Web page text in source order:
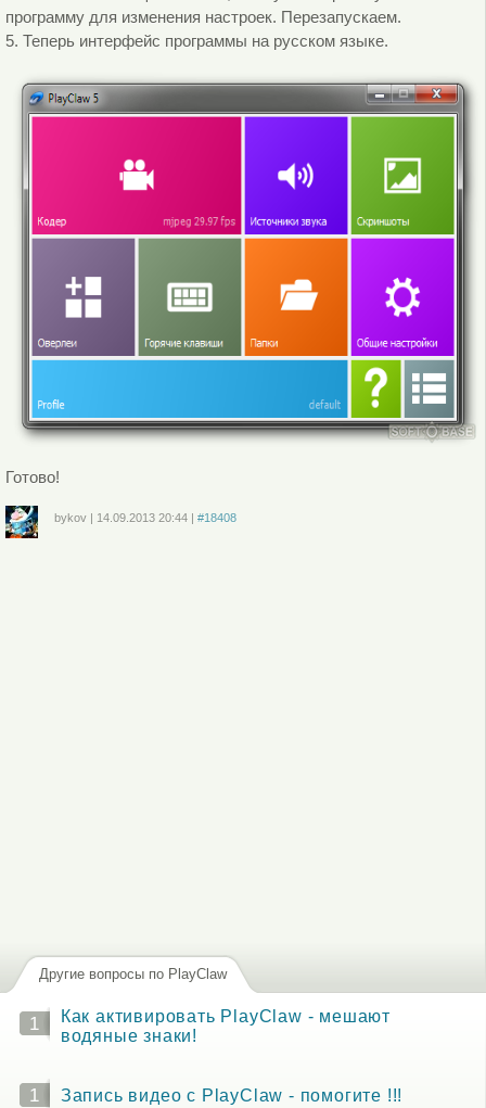
программу для изменения настроек. Перезапускаем.
5. Теперь интерфейс программы на русском языке.
Готово!
bykov| 14.09.2013 20:44| #18408
Другие вопросы по PlayClaw
1
Как активировать PlayClaw - мешают
водяные знаки!
1 Запись видео с PlayClaw - помогите !!!